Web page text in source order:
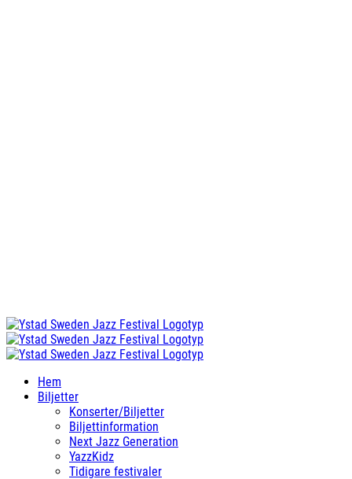
Hem
Biljetter
Konserter/Biljetter
Biljettinformation
Next Jazz Generation
YazzKidz
Tidigare festivaler